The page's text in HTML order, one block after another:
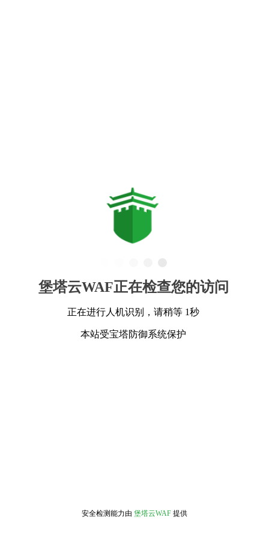
堡塔云WAF正在检查您的访问
正在进行人机识别，请稍等 1秒
本站受宝塔防御系统保护
安全检测能力由 堡塔云WAF 提供